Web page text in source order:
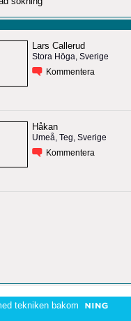
Lars Callerud
Stora Höga, Sverige
Kommentera
Håkan
Umeå, Teg, Sverige
Kommentera
tekniken bakom